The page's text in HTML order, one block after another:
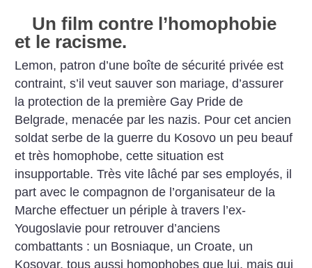
Un film contre l’homophobie
et le racisme.
Lemon, patron d’une boîte de sécurité privée est
contraint, s’il veut sauver son mariage, d’assurer
la protection de la première Gay Pride de
Belgrade, menacée par les nazis. Pour cet ancien
soldat serbe de la guerre du Kosovo un peu beauf
et très homophobe, cette situation est
insupportable. Très vite lâché par ses employés, il
part avec le compagnon de l’organisateur de la
Marche effectuer un périple à travers l’ex-
Yougoslavie pour retrouver d’anciens
combattants : un Bosniaque, un Croate, un
Kosovar, tous aussi homophobes que lui, mais qui